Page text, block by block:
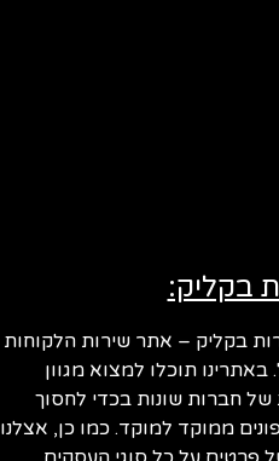
בקליק:
בקליק – אתר שירות הלקוחות
תוכלו למצוא מגוון
חברות שונות בכדי לחסוך
ממוקד למוקד. כמו כן, אצלנו